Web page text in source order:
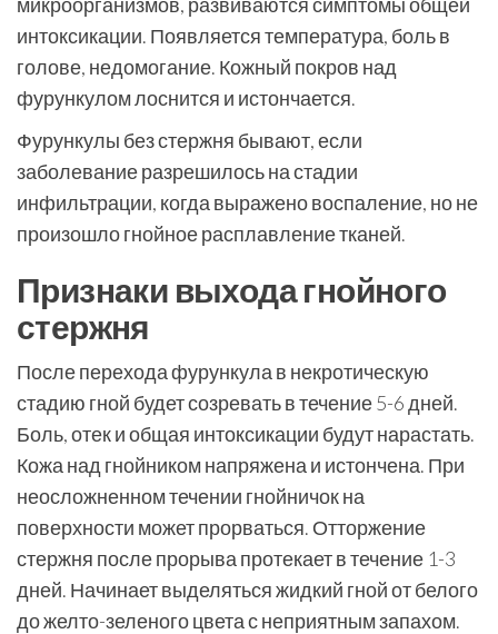
интоксикации. Появляется температура, боль в
голове, недомогание. Кожный покров над
фурункулом лоснится и истончается.
Фурункулы без стержня бывают, если
заболевание разрешилось на стадии
инфильтрации, когда выражено воспаление, но не
произошло гнойное расплавление тканей.
Признаки выхода гнойного
стержня
После перехода фурункула в некротическую
стадию гной будет созревать в течение 5-6 дней.
Боль, отек и общая интоксикации будут нарастать.
Кожа над гнойником напряжена и истончена. При
неосложненном течении гнойничок на
поверхности может прорваться. Отторжение
стержня после прорыва протекает в течение 1-3
дней. Начинает выделяться жидкий гной от белого
до желто-зеленого цвета с неприятным запахом.